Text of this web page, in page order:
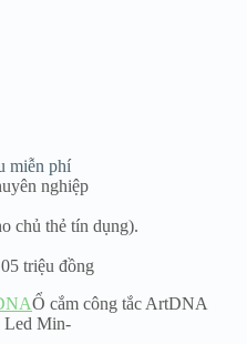
miễn phí
nghiệp
chủ thẻ tín dụng).
triệu đồng
Ổ cắm công tắc ArtDNA
Led Min-